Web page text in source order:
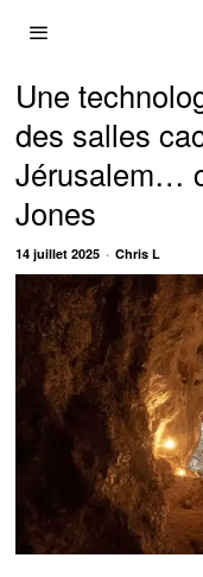
Une
des salles
Jérusalem…
Jones
14 juillet 2025 Chris L